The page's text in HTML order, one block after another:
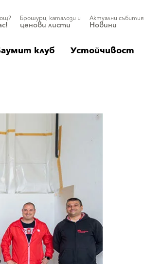
Брошури, каталози и
ценови листи
Актуални събития
Новини
клуб Устойчивост